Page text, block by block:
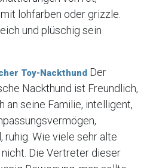
lohfarben oder grizzle.
und plüschig sein
Toy-Nackthund Der
Nackthund ist Freundlich,
an seine Familie, intelligent,
ruhig. Wie viele sehr alte
Die Vertreter dieser